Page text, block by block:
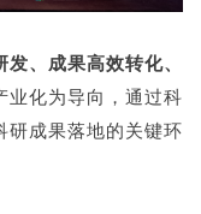
、成果高效转化、
业化为导向，通过科
研成果落地的关键环